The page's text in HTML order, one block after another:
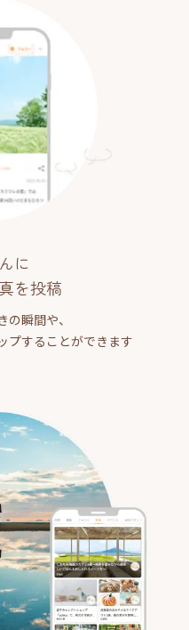
に
を投稿
瞬間や、
プすることができます